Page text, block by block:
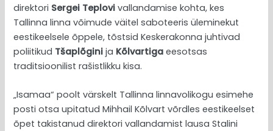
direktori Sergei Teplovi vallandamise kohta, kes
Tallinna linna võimude väitel saboteeris üleminekut
eestikeelsele õppele, tõstsid Keskerakonna juhtivad
poliitikud Tšaplõgini ja Kõlvartiga eesotsas
traditsioonilist rašistlikku kisa.
„Isamaa“ poolt värskelt Tallinna linnavolikogu esimehe
posti otsa upitatud Mihhail Kõlvart võrdles eestikeelset
õpet takistanud direktori vallandamist lausa Stalini